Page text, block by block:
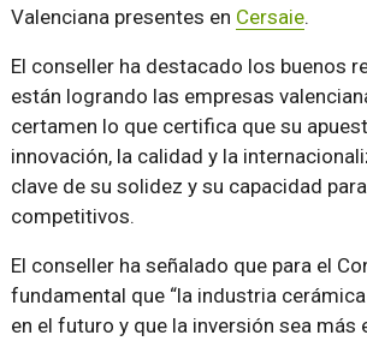
Valenciana presentes en Cersaie.
El conseller ha destacado los buenos
están logrando las empresas
certamen lo que certifica que su
innovación, la calidad y la
clave de su solidez y su capacidad
competitivos.
El conseller ha señalado que para el
fundamental que la industria
en el futuro y que la inversión sea más